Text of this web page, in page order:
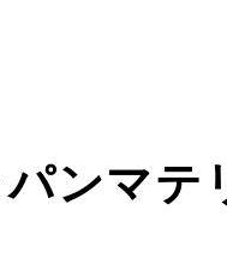
ンマテ